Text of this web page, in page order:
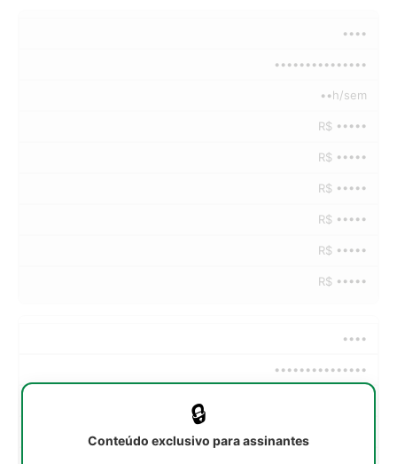
••••
•••••••••••••••
••h/sem
R$ •••••
R$ •••••
R$ •••••
R$ •••••
R$ •••••
R$ •••••
••••
•••••••••••••••
🔒
Conteúdo exclusivo para assinantes